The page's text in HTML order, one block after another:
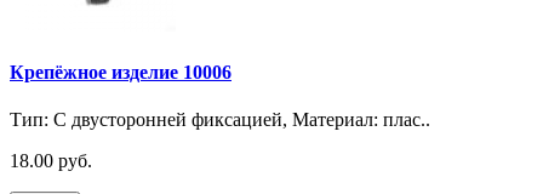
Крепёжное изделие 10006
Тип: С двусторонней фиксацией, Материал: плас..
18.00 руб.